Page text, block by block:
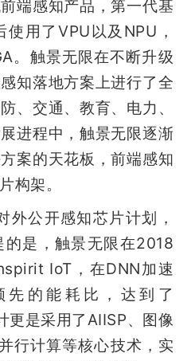
端感知产品，第一代基
用了VPU以及NPU，
。触景无限在不断升级
知落地方案上进行了全
、交通、教育、电力、
进程中，触景无限逐渐
案的天花板，前端感知
构架。
外公开感知芯片计划，
是，触景无限在2018
IoT，在DNN加速
先的能耗比，达到了
更是采用了AIISP、图像
行计算等核心技术，实